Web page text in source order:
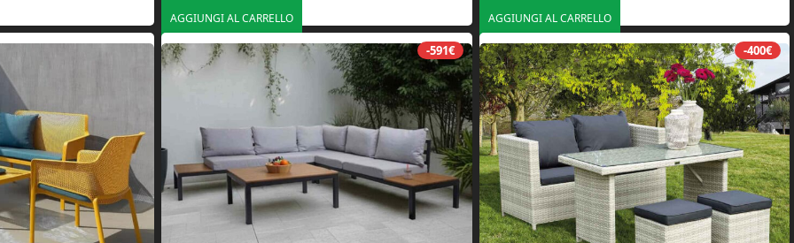
AGGIUNGI AL CARRELLO AGGIUNGI AL CARRELLO
-591€ -400€